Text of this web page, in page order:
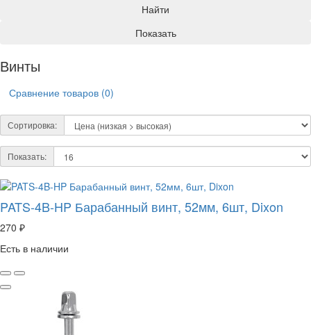
Найти
Показать
Винты
Сравнение товаров (0)
Сортировка:
Показать:
PATS-4B-HP Барабанный винт, 52мм, 6шт, Dixon
270 ₽
Есть в наличии